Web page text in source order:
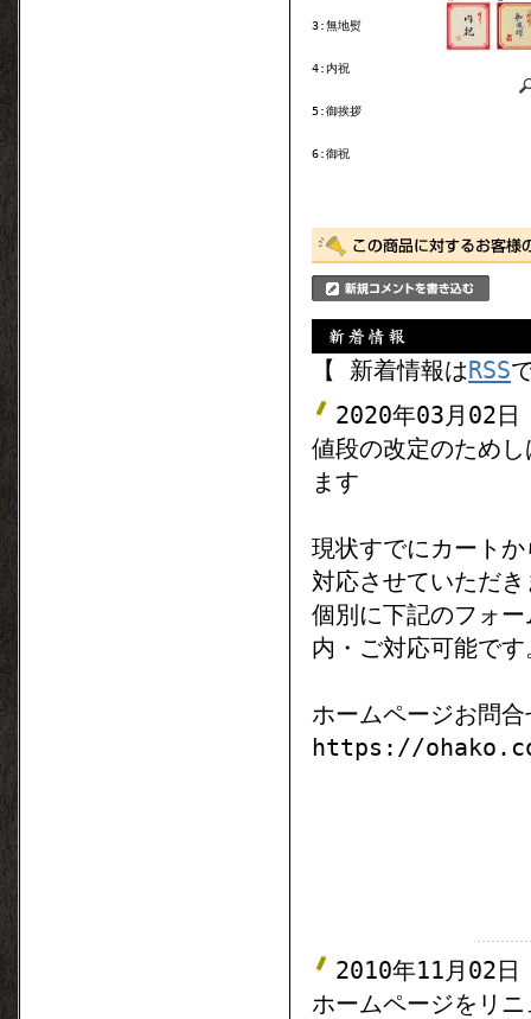
3:無地熨
4:内祝
5:御挨拶
6:御祝
【 新着情報はRSS
2020年03月02日
値段の改定のため
ます
現状すでにカート
対応させていただ
個別に下記のフォ
内・ご対応可能で
ホームページお問
https://
2010年11月02日
ホームページをリ